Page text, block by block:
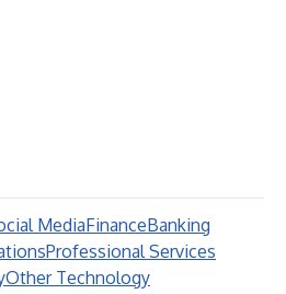
MediaFinanceBanking
Professional Services
Other Technology